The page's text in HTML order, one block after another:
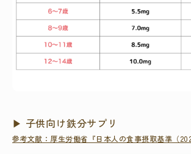
▶ 子供向け鉄分サプリ
参考文献：厚生労働省『日本人の食事摂取基準（